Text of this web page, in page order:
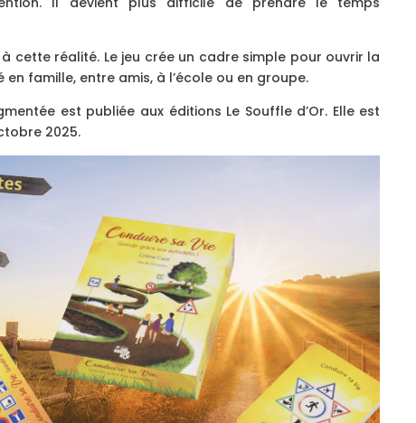
cette réalité. Le jeu crée un cadre simple pour ouvrir la
famille, entre amis, à l’école ou en groupe.
est publiée aux éditions Le Souffle d’Or. Elle est
2025.